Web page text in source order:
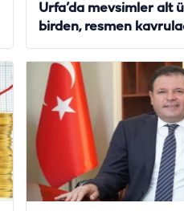
Urfa’da mevsimler alt
birden, resmen